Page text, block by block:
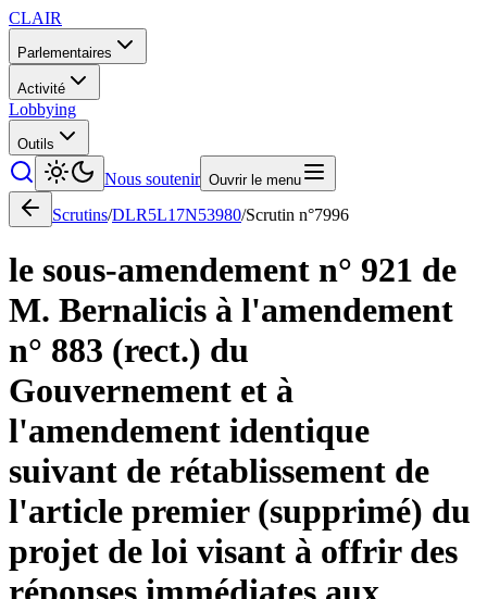
CLAIR
Parlementaires
Activité
Lobbying
Outils
Nous soutenir Ouvrir le menu
Scrutins/DLR5L17N53980/Scrutin n°7996
le sous-amendement n° 921 de
M. Bernalicis à l'amendement
n° 883 (rect.) du
Gouvernement et à
l'amendement identique
suivant de rétablissement de
l'article premier (supprimé) du
projet de loi visant à offrir des